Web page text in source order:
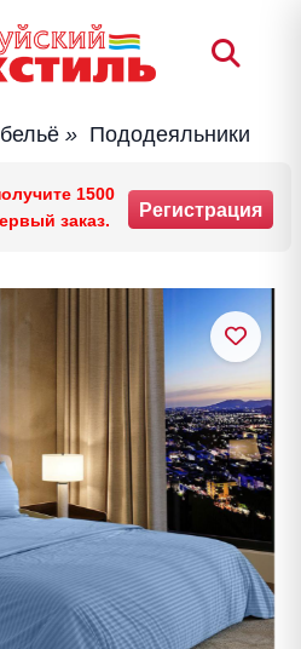
» Пододеяльники
1500
заказ.
Регистрация